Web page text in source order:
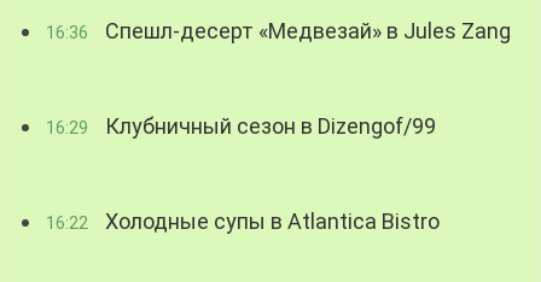
16:36 Спешл-десерт «Медвезай» в Jules Zang
16:29 Клубничный сезон в Dizengof/99
16:22 Холодные супы в Atlantica Bistro